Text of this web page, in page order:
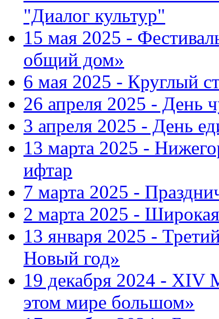
"Диалог культур"
15 мая 2025 -
общий дом»
6 мая 2025 - Круглый
26 апреля 2025 - День
3 апреля 2025 - День
13 марта 2025 -
ифтар
7 марта 2025 -
2 марта 2025 -
13 января 2025 -
Новый год»
19 декабря 2024 - XIV
этом мире большом»